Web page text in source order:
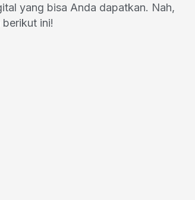
yang bisa Anda dapatkan. Nah,
ini!